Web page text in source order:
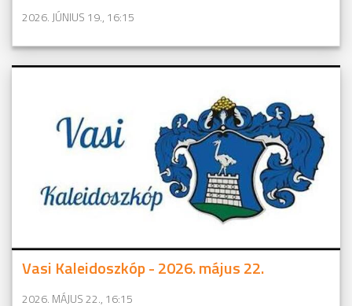
2026. JÚNIUS 19., 16:15
Vasi Kaleidoszkóp - 2026. május 22.
2026. MÁJUS 22., 16:15